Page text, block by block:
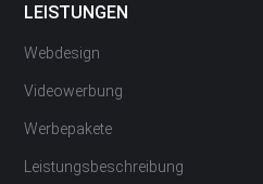
LEISTUNGEN
Webdesign
Videowerbung
Werbepakete
Leistungsbeschreibung